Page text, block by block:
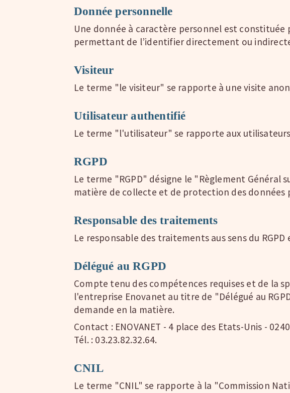
Donnée personnelle
Une donnée à caractère personnel est
permettant de l’identifier directement ou
Visiteur
Le terme "le visiteur" se rapporte à une visite
Utilisateur authentifié
Le terme "l'utilisateur" se rapporte aux
RGPD
Le terme "RGPD" désigne le "Règlement
matière de collecte et de protection des données
Responsable des traitements
Le responsable des traitements aus sens du RGPD
Délégué au RGPD
Compte tenu des compétences requises et de la
l'entreprise Enovanet au titre de "Délégué au
demande en la matière.
Contact : ENOVANET - 4 place des Etats-Unis -
Tél. : 03.23.82.32.64.
CNIL
Le terme "CNIL" se rapporte à la "Commission